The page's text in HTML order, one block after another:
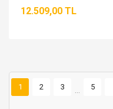
12.509,00 TL
1 2 3 5